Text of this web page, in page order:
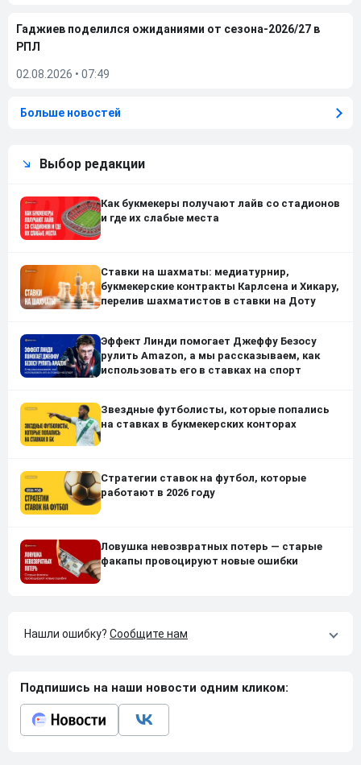
Гаджиев поделился ожиданиями от сезона-2026/27 в
РПЛ
02.08.2026 • 07:49
Больше новостей
Выбор редакции
Как букмекеры получают лайв со стадионов
и где их слабые места
Ставки на шахматы: медиатурнир,
букмекерские контракты Карлсена и Хикару,
перелив шахматистов в ставки на Доту
Эффект Линди помогает Джеффу Безосу
рулить Amazon, а мы рассказываем, как
использовать его в ставках на спорт
Звездные футболисты, которые попались
на ставках в букмекерских конторах
Стратегии ставок на футбол, которые
работают в 2026 году
Ловушка невозвратных потерь — старые
факапы провоцируют новые ошибки
Нашли ошибку? Сообщите нам
Подпишись на наши новости одним кликом: